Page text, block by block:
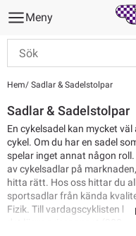
Meny
Hem Sadlar & Sadelstolpar
Sadlar & Sadelstolpar
En cykelsadel kan mycket
cykel. Om du har en sadel
spelar inget annat någon
av cykelsadlar på
hitta rätt. Hos oss hittar du
sportsadlar från kända
Fizik. Till vardagscyklisten